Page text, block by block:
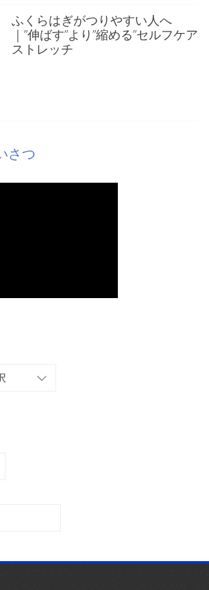
ふくらはぎがつりやすい人へ
｜”伸ばす”より”縮める”セルフケア
ストレッチ
さつ